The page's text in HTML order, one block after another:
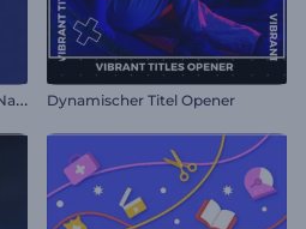
A
nimationen zum Mawlid al-Nabi Dynamischer Titel Opener